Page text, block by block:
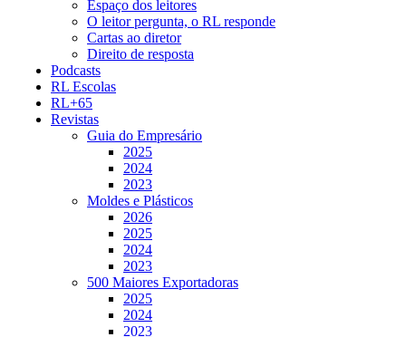
Espaço dos leitores
O leitor pergunta, o RL responde
Cartas ao diretor
Direito de resposta
Podcasts
RL Escolas
RL+65
Revistas
Guia do Empresário
2025
2024
2023
Moldes e Plásticos
2026
2025
2024
2023
500 Maiores Exportadoras
2025
2024
2023